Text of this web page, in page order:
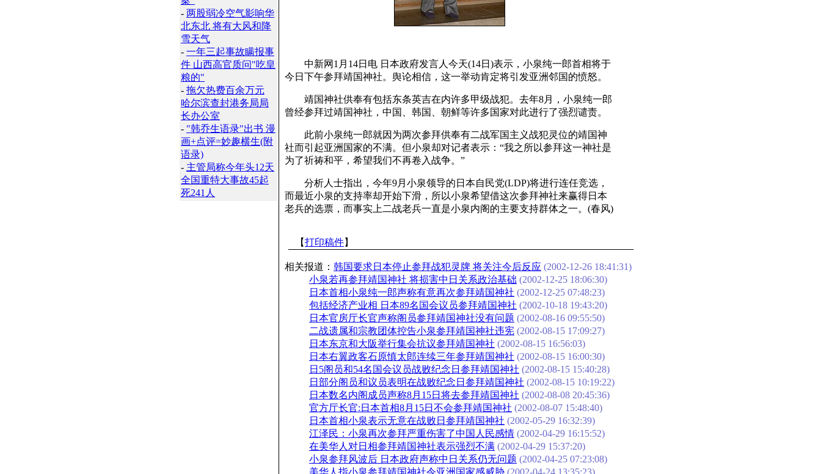
- 两股弱冷空气影响华
北东北 将有大风和降
雪天气
- 一年三起事故瞒报事
件 山西高官质问"吃皇
粮的"
- 拖欠热费百余万元
哈尔滨查封港务局局
长办公室
- "韩乔生语录"出书 漫
画+点评=妙趣横生(附
语录)
- 主管局称今年头12天
全国重特大事故45起
死241人
中新网1月14日电 日本政府发言人今天(14日)表示，小泉纯一郎首相将于
今日下午参拜靖国神社。舆论相信，这一举动肯定将引发亚洲邻国的愤怒。
靖国神社供奉有包括东条英吉在内许多甲级战犯。去年8月，小泉纯一郎
曾经参拜过靖国神社，中国、韩国、朝鲜等许多国家对此进行了强烈谴责。
此前小泉纯一郎就因为两次参拜供奉有二战军国主义战犯灵位的靖国神
社而引起亚洲国家的不满。但小泉却对记者表示：“我之所以参拜这一神社是
为了祈祷和平，希望我们不再卷入战争。”
分析人士指出，今年9月小泉领导的日本自民党(LDP)将进行连任竞选，
而最近小泉的支持率却开始下滑，所以小泉希望借这次参拜神社来赢得日本
老兵的选票，而事实上二战老兵一直是小泉内阁的主要支持群体之一。(春风)
【打印稿件】
相关报道： 韩国要求日本停止参拜战犯灵牌 将关注今后反应 (2002-12-26 18:41:31)
小泉若再参拜靖国神社 将损害中日关系政治基础 (2002-12-25 18:06:30)
日本首相小泉纯一郎声称有意再次参拜靖国神社 (2002-12-25 07:48:23)
包括经济产业相 日本89名国会议员参拜靖国神社 (2002-10-18 19:43:20)
日本官房厅长官声称阁员参拜靖国神社没有问题 (2002-08-16 09:55:50)
二战遗属和宗教团体控告小泉参拜靖国神社违宪 (2002-08-15 17:09:27)
日本东京和大阪举行集会抗议参拜靖国神社 (2002-08-15 16:56:03)
日本右翼政客石原慎太郎连续三年参拜靖国神社 (2002-08-15 16:00:30)
日5阁员和54名国会议员战败纪念日参拜靖国神社 (2002-08-15 15:40:28)
日部分阁员和议员表明在战败纪念日参拜靖国神社 (2002-08-15 10:19:22)
日本数名内阁成员声称8月15日将去参拜靖国神社 (2002-08-08 20:45:36)
官方厅长官:日本首相8月15日不会参拜靖国神社 (2002-08-07 15:48:40)
日本首相小泉表示无意在战败日参拜靖国神社 (2002-05-29 16:32:39)
江泽民：小泉再次参拜严重伤害了中国人民感情 (2002-04-29 16:15:52)
在美华人对日相参拜靖国神社表示强烈不满 (2002-04-29 15:37:20)
小泉参拜风波后 日本政府声称中日关系仍无问题 (2002-04-25 07:23:08)
美华人指小泉参拜靖国神社令亚洲国家感威胁 (2002-04-24 13:35:23)